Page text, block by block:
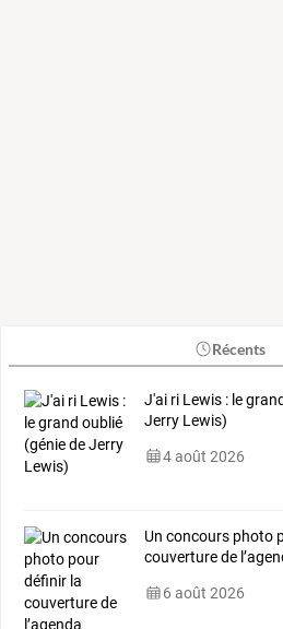
Récents
J'ai ri Lewis : le
Jerry Lewis)
4 août 2026
Un concours photo
couverture de
6 août 2026